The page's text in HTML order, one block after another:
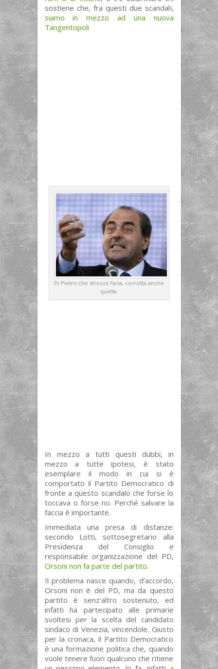
sostiene che, fra questi due scandali,
siamo in mezzo ad una nuova
Tangentopoli
Di Pietro che strozza l’aria, corrotta anche
quella.
In mezzo a tutti questi dubbi, in
mezzo a tutte ipotesi, è stato
esemplare il modo in cui si è
comportato il Partito Democratico di
fronte a questo scandalo che forse lo
toccava o forse no. Perché salvare la
faccia è importante.
Immediata una presa di distanze:
secondo Lotti, sottosegretario alla
Presidenza del Consiglio e
responsabile organizzazione del PD,
Orsoni non fa parte del partito.
Il problema nasce quando, d’accordo,
Orsoni non è del PD, ma da questo
partito è senz’altro sostenuto, ed
infatti ha partecipato alle primarie
svoltesi per la scelta del candidato
sindaco di Venezia, vincendole. Giusto
per la cronaca, il Partito Democratico
è una formazione politica che, quando
vuole tenere fuori qualcuno che ritiene